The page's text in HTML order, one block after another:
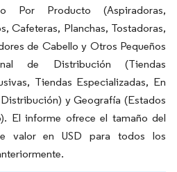
Por Producto (Aspiradoras,
Cafeteras, Planchas, Tostadoras,
de Cabello y Otros Pequeños
de Distribución (Tiendas
Tiendas Especializadas, En
y Geografía (Estados
El informe ofrece el tamaño del
valor en USD para todos los